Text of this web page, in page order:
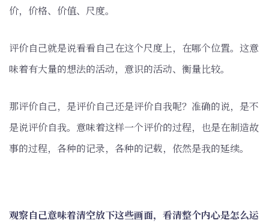
价，价格、价值、尺度。
评价自己就是说看看自己在这个尺度上，在哪个位置。这意
味着有大量的想法的活动，意识的活动、衡量比较。
那评价自己，是评价自己还是评价自我呢？准确的说，是不
是说评价自我。意味着这样一个评价的过程，也是在制造故
事的过程，各种的记录，各种的记载，依然是我的延续。
观察自己意味着清空放下这些画面，看清整个内心是怎么运